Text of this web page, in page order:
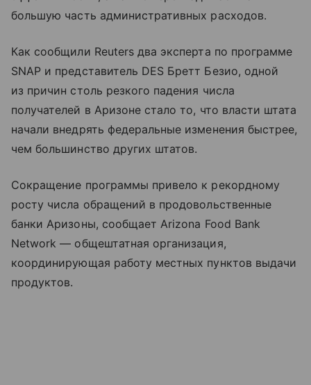
большую часть административных расходов.
Как сообщили Reuters два эксперта по программе
SNAP и представитель DES Бретт Безио, одной
из причин столь резкого падения числа
получателей в Аризоне стало то, что власти штата
начали внедрять федеральные изменения быстрее,
чем большинство других штатов.
Сокращение программы привело к рекордному
росту числа обращений в продовольственные
банки Аризоны, сообщает Arizona Food Bank
Network — общештатная организация,
координирующая работу местных пунктов выдачи
продуктов.